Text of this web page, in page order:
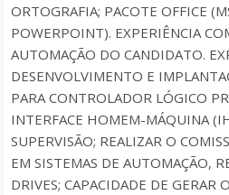
ORTOGRAFIA; PACOTE OFFICE
POWERPOINT). EXPERIÊNCIA
AUTOMAÇÃO DO CANDIDATO.
DESENVOLVIMENTO E
PARA CONTROLADOR LÓGICO
INTERFACE HOMEM-MÁQUINA
SUPERVISÃO; REALIZAR O
EM SISTEMAS DE AUTOMAÇÃO,
DRIVES; CAPACIDADE DE GERAR